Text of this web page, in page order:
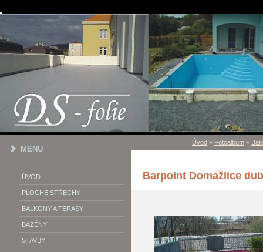
Úvod » Fotoalbum »
Barpoint Domažlice
MENU
ÚVOD
PLOCHÉ STŘECHY
BALKONY A TERASY
BAZÉNY
STAVBY